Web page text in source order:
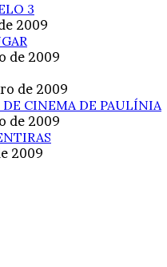
3
2009
de 2009
de 2009
DE CINEMA DE PAULÍNIA
de 2009
2009